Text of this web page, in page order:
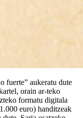
fuerte” aukeratu dute
orain ar-teko
formatu digitala
euro) handitzeak